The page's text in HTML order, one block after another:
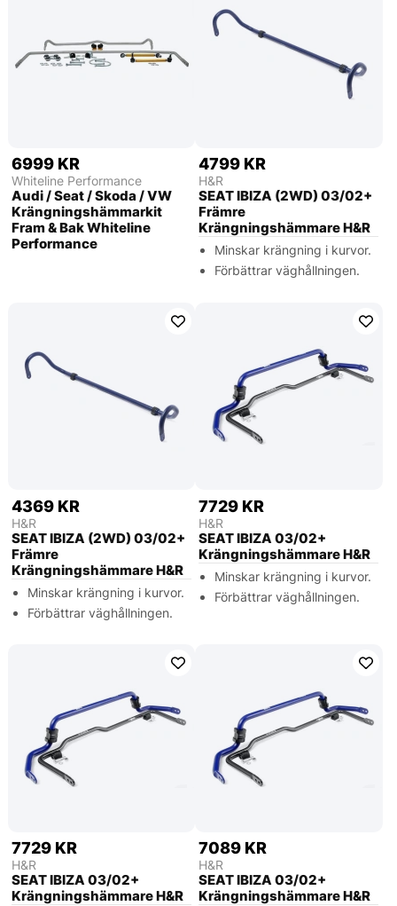
6999 KR
Whiteline Performance
Audi / Seat / Skoda / VW
Krängningshämmarkit
Fram & Bak Whiteline
Performance
4799 KR
H&R
SEAT IBIZA (2WD) 03/02+
Främre
Krängningshämmare H&R
Minskar krängning i kurvor.
Förbättrar väghållningen.
4369 KR
H&R
SEAT IBIZA (2WD) 03/02+
Främre
Krängningshämmare H&R
Minskar krängning i kurvor.
Förbättrar väghållningen.
7729 KR
H&R
SEAT IBIZA 03/02+
Krängningshämmare H&R
Minskar krängning i kurvor.
Förbättrar väghållningen.
7729 KR
H&R
SEAT IBIZA 03/02+
Krängningshämmare H&R
7089 KR
H&R
SEAT IBIZA 03/02+
Krängningshämmare H&R